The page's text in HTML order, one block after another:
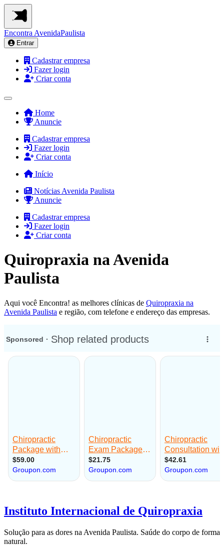
Encontra AvenidaPaulista
Entrar
Cadastrar empresa
Fazer login
Criar conta
Home
Anuncie
Cadastrar empresa
Fazer login
Criar conta
Início
Notícias Avenida Paulista
Anuncie
Cadastrar empresa
Fazer login
Criar conta
Quiropraxia na Avenida
Paulista
Aqui você Encontra! as melhores clínicas de Quiropraxia na
Avenida Paulista e região, com telefone e endereço das empresas.
Instituto Internacional de Quiropraxia
Solução para as dores na Avenida Paulista. Saúde do corpo de forma
natural.